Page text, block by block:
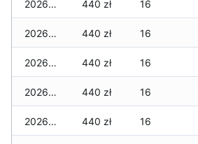
2026-05-13 440 zł 16
2026-05-12 440 zł 16
2026-05-09 440 zł 16
2026-05-08 440 zł 16
2026-05-07 440 zł 16